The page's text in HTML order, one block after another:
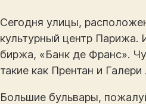
Сегодня улицы,
культурный центр Парижа.
биржа, «Банк де Франс».
такие как Прентан и Галери
Большие бульвары,